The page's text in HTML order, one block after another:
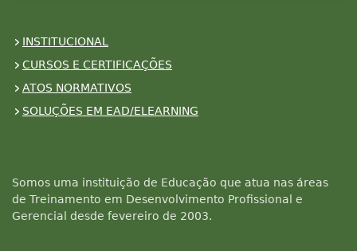
INSTITUCIONAL
CURSOS E CERTIFICAÇÕES
ATOS NORMATIVOS
SOLUÇÕES EM EAD/ELEARNING
Somos uma instituição de Educação que atua nas áreas
de Treinamento em Desenvolvimento Profissional e
Gerencial desde fevereiro de 2003.